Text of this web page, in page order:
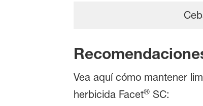
Vea aquí cómo mantener
herbicida Facet®SC: